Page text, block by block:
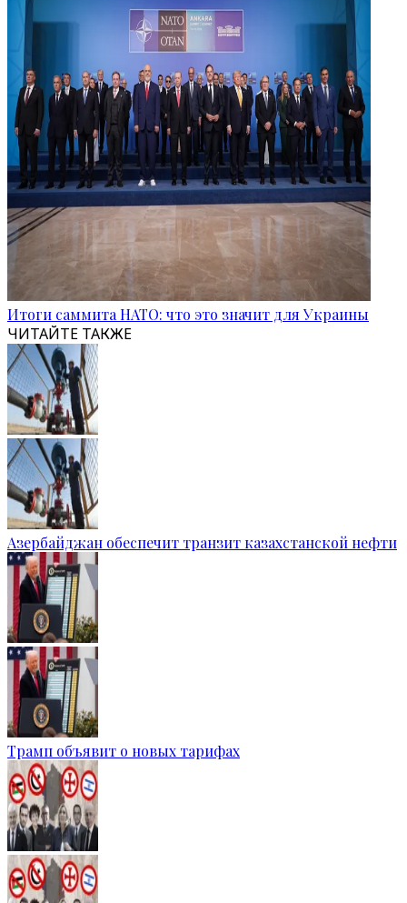
Итоги саммита НАТО: что это значит для Украины
ЧИТАЙТЕ ТАКЖЕ
Азербайджан обеспечит транзит казахстанской нефти
Трамп объявит о новых тарифах